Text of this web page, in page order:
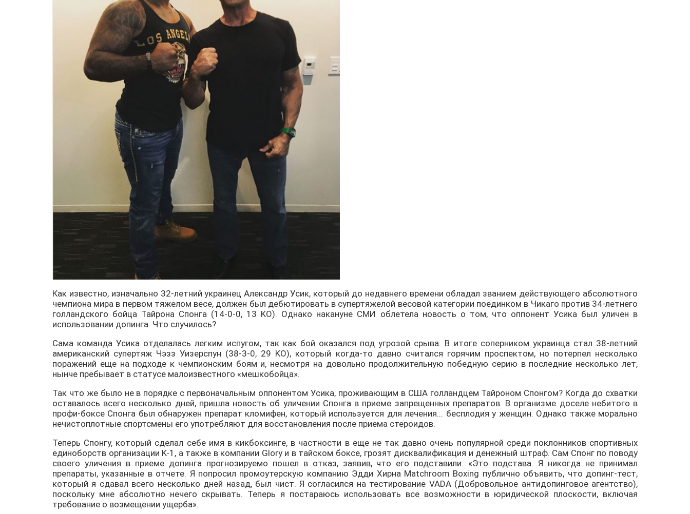
Как известно, изначально 32-летний украинец Александр Усик, который до недавнего времени обладал званием действующего абсолютного
чемпиона мира в первом тяжелом весе, должен был дебютировать в супертяжелой весовой категории поединком в Чикаго против 34-летнего
голландского бойца Тайрона Спонга (14-0-0, 13 KO). Однако накануне СМИ облетела новость о том, что оппонент Усика был уличен в
использовании допинга. Что случилось?
Сама команда Усика отделалась легким испугом, так как бой оказался под угрозой срыва. В итоге соперником украинца стал 38-летний
американский супертяж Чэзз Уизерспун (38-3-0, 29 KO), который когда-то давно считался горячим проспектом, но потерпел несколько
поражений еще на подходе к чемпионским боям и, несмотря на довольно продолжительную победную серию в последние несколько лет,
нынче пребывает в статусе малоизвестного «мешкобойца».
Так что же было не в порядке с первоначальным оппонентом Усика, проживающим в США голландцем Тайроном Спонгом? Когда до схватки
оставалось всего несколько дней, пришла новость об уличении Спонга в приеме запрещенных препаратов. В организме доселе небитого в
профи-боксе Спонга был обнаружен препарат кломифен, который используется для лечения... бесплодия у женщин. Однако также морально
нечистоплотные спортсмены его употребляют для восстановления после приема стероидов.
Теперь Спонгу, который сделал себе имя в кикбоксинге, в частности в еще не так давно очень популярной среди поклонников спортивных
единоборств организации K-1, а также в компании Glory и в тайском боксе, грозят дисквалификация и денежный штраф. Сам Спонг по поводу
своего уличения в приеме допинга прогнозируемо пошел в отказ, заявив, что его подставили: «Это подстава. Я никогда не принимал
препараты, указанные в отчете. Я попросил промоутерскую компанию Эдди Хирна Matchroom Boxing публично объявить, что допинг-тест,
который я сдавал всего несколько дней назад, был чист. Я согласился на тестирование VADA (Добровольное антидопинговое агентство),
поскольку мне абсолютно нечего скрывать. Теперь я постараюсь использовать все возможности в юридической плоскости, включая
требование о возмещении ущерба».